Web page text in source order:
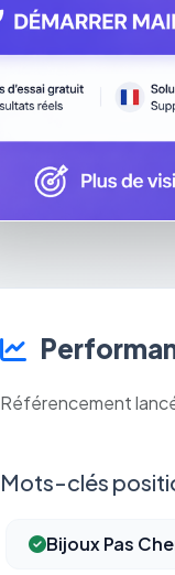
Référencement
Mots-clés
Bijoux Pas